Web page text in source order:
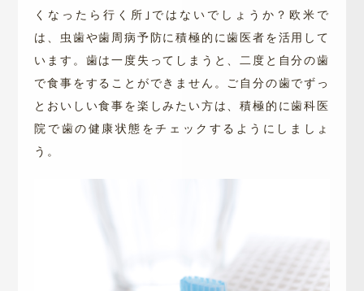
くなったら行く所｣ではないでしょうか？欧米で
は、虫歯や歯周病予防に積極的に歯医者を活用して
います。 歯は一度失ってしまうと、二度と自分の歯
で食事をすることができません。 ご自分の歯でずっ
とおいしい食事を楽しみたい方は、積極的に歯科医
院で歯の健康状態をチェックするようにしましょ
う。